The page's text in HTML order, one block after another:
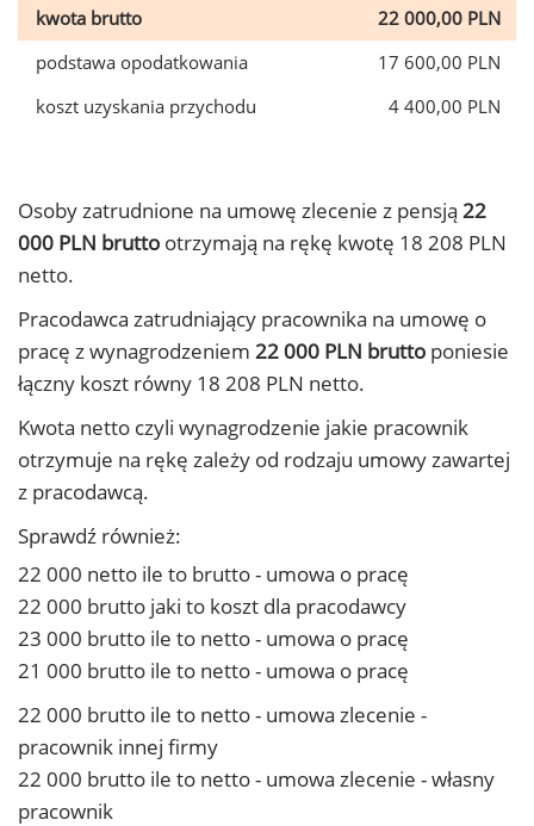
kwota brutto
22 000,00 PLN
podstawa opodatkowania
17 600,00 PLN
koszt uzyskania przychodu
4 400,00 PLN
Osoby zatrudnione na umowę zlecenie z pensją 22
000 PLN brutto otrzymają na rękę kwotę 18 208 PLN
netto.
Pracodawca zatrudniający pracownika na umowę o
pracę z wynagrodzeniem 22 000 PLN brutto poniesie
łączny koszt równy 18 208 PLN netto.
Kwota netto czyli wynagrodzenie jakie pracownik
otrzymuje na rękę zależy od rodzaju umowy zawartej
z pracodawcą.
Sprawdź również:
22 000 netto ile to brutto - umowa o pracę
22 000 brutto jaki to koszt dla pracodawcy
23 000 brutto ile to netto - umowa o pracę
21 000 brutto ile to netto - umowa o pracę
22 000 brutto ile to netto - umowa zlecenie -
pracownik innej firmy
22 000 brutto ile to netto - umowa zlecenie - własny
pracownik